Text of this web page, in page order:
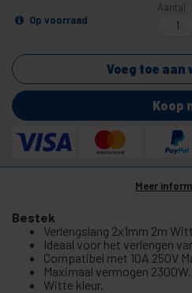
Op voorraad
Aantal
Voeg toe aan
Koop
Meer
Bestek
Verlengslang 2x1mm 2m
Ideaal voor het verlengen
Compatibel met 10A 250V
Maximaal vermogen 2300W.
Witte kleur.